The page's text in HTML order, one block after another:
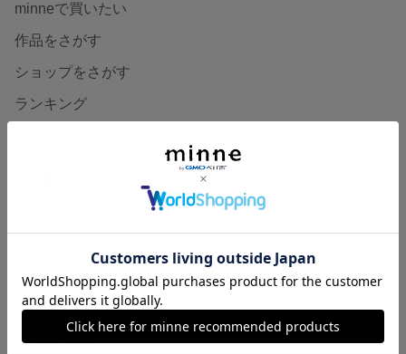
minneで買いたい
作品をさがす
ショップをさがす
ランキング
ヴィンテージ販売
ダウンロード販売
minne PLUS